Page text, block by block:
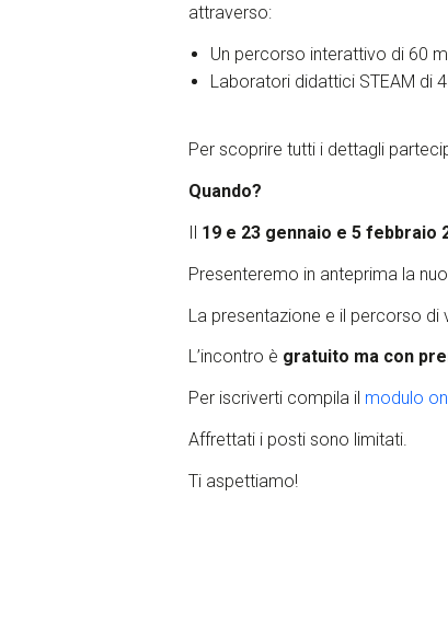
attraverso:
Un percorso interattivo di 60
Laboratori didattici STEAM di
Per scoprire tutti i dettagli
Quando?
Il 19 e 23 gennaio e 5 febbraio
Presenteremo in anteprima la
La presentazione e il percorso di
L’incontro è gratuito ma con
Per iscriverti compila il modulo
Affrettati i posti sono limitati.
Ti aspettiamo!